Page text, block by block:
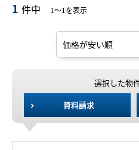
1 件中 1～1を表示
選択した物
資料請求